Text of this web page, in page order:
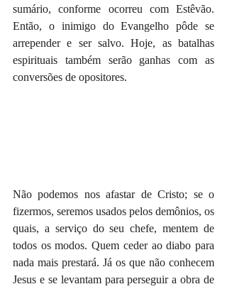
sumário, conforme ocorreu com Estêvão.
Então, o inimigo do Evangelho pôde se
arrepender e ser salvo. Hoje, as batalhas
espirituais também serão ganhas com as
conversões de opositores.
Não podemos nos afastar de Cristo; se o
fizermos, seremos usados pelos demônios, os
quais, a serviço do seu chefe, mentem de
todos os modos. Quem ceder ao diabo para
nada mais prestará. Já os que não conhecem
Jesus e se levantam para perseguir a obra de